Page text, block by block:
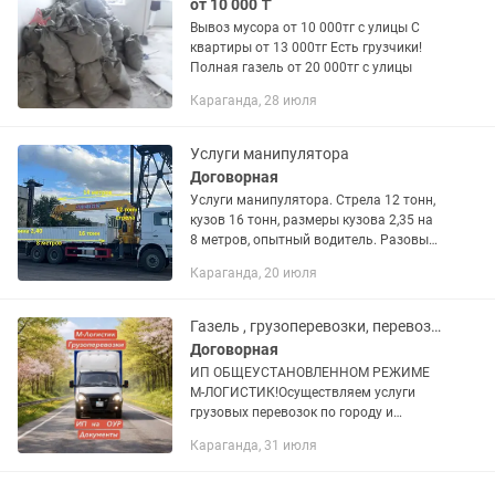
от 10 000 ₸
Вывоз мусора от 10 000тг с улицы С
квартиры от 13 000тг Есть грузчики!
Полная газель от 20 000тг с улицы
Караганда, 28 июля
Услуги манипулятора
Договорная
Услуги манипулятора. Стрела 12 тонн,
кузов 16 тонн, размеры кузова 2,35 на
8 метров, опытный водитель. Разовые
длительные командировки. Форма
Караганда, 20 июля
Газель , грузоперевозки, перевозка 6 метров , верхняя погр,услуги грузчиков
Договорная
ИП ОБЩЕУСТАНОВЛЕННОМ РЕЖИМЕ
М-ЛОГИСТИК!Осуществляем услуги
грузовых перевозок по городу и
домашнем переезде, разобрать и
Караганда, 31 июля